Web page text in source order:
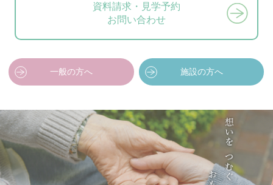
資料請求・見学予約
お問い合わせ
一般の方へ 施設の方へ